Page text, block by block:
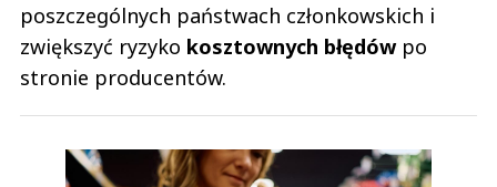
poszczególnych państwach członkowskich i
zwiększyć ryzyko kosztownych błędówpo
stronie producentów.